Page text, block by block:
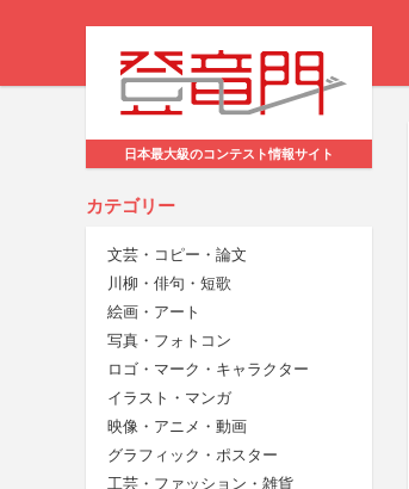
日本最大級のコンテスト情報サイト
カテゴリー
文芸・コピー・論文
川柳・俳句・短歌
絵画・アート
写真・フォトコン
ロゴ・マーク・キャラクター
イラスト・マンガ
映像・アニメ・動画
グラフィック・ポスター
工芸・ファッション・雑貨